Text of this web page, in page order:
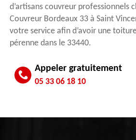
d’artisans couvreur professionnels
Couvreur Bordeaux 33 à Saint
votre service afin d’avoir une
pérenne dans le 33440.
Appeler gratuitement
05 33 06 18 10